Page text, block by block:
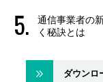
通信事業者の
く秘訣とは
ダウンロ